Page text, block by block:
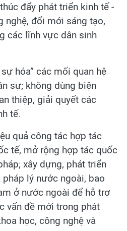
đẩy phát triển kinh tế -
nghệ, đổi mới sáng tạo,
các lĩnh vực dân sinh
hóa” các mối quan hệ
sự; không dùng biện
thiệp, giải quyết các
tế.
quả công tác hợp tác
tế, mở rộng hợp tác quốc
xây dựng, phát triển
lý nước ngoài, bao
ở nước ngoài để hỗ trợ
vấn đề mới trong phát
học, công nghệ và